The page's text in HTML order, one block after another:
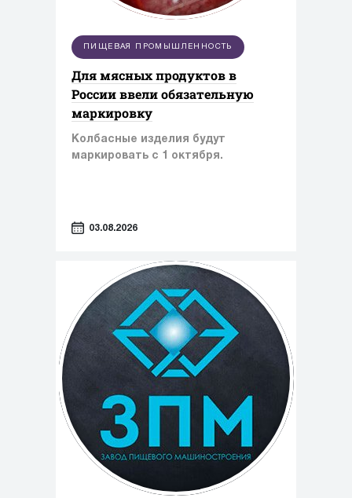
ПИЩЕВАЯ ПРОМЫШЛЕННОСТЬ
Для мясных продуктов в
России ввели обязательную
маркировку
Колбасные изделия будут
маркировать с 1 октября.
03.08.2026